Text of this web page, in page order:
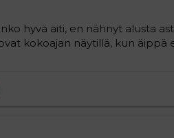
hyvä äiti, en nähnyt alusta
kokoajan näytillä, kun äippä